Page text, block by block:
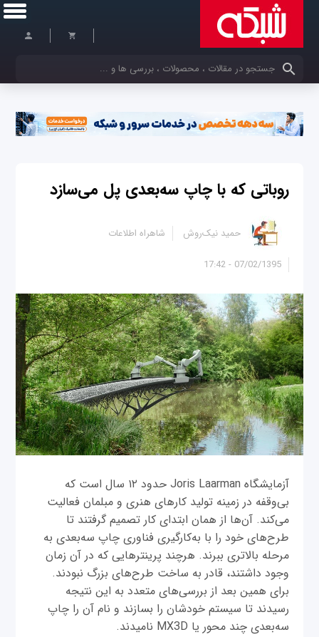
کلمات کلیدی خود را وارد کنید
روباتی که با چاپ سه‌بعدی پل می‌سازد
07/02/1395 - 17:42
حمید نیک‌روش شاهراه اطلاعات
آزمایشگاه Joris Laarman حدود ۱۲ سال است که
بی‌وقفه در زمینه تولید کارهای هنری و مبلمان فعالیت
می‌کند. آن‌ها از همان ابتدای کار تصمیم گرفتند تا
طرح‌های خود را با به‌کارگیری فناوری چاپ سه‌بعدی به
مرحله بالاتری ببرند. هرچند پرینترهایی که در آن زمان
وجود داشتند، قادر به ساخت طرح‌های بزرگ نبودند.
برای همین بعد از بررسی‌های متعدد به این نتیجه
رسیدند تا سیستم خودشان را بسازند و نام آن را چاپ
سه‌بعدی چند محور یا MX3D نامیدند.